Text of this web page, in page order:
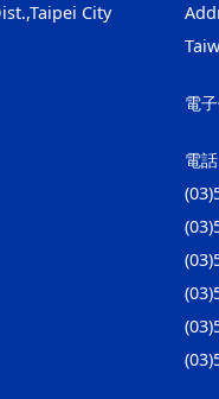
City
電
電話